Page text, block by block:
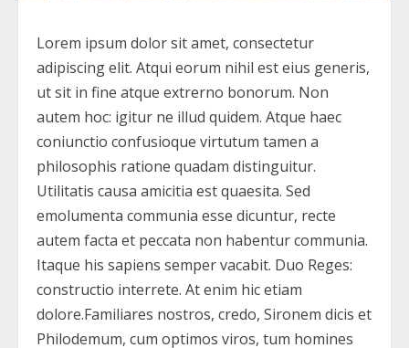
Lorem ipsum dolor sit amet, consectetur
adipiscing elit. Atqui eorum nihil est eius generis,
ut sit in fine atque extrerno bonorum. Non
autem hoc: igitur ne illud quidem. Atque haec
coniunctio confusioque virtutum tamen a
philosophis ratione quadam distinguitur.
Utilitatis causa amicitia est quaesita. Sed
emolumenta communia esse dicuntur, recte
autem facta et peccata non habentur communia.
Itaque his sapiens semper vacabit. Duo Reges:
constructio interrete. At enim hic etiam
dolore.Familiares nostros, credo, Sironem dicis et
Philodemum, cum optimos viros, tum homines